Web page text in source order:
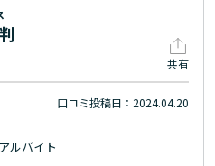
共有
口コミ投稿日：2024.04.20
ルバイト